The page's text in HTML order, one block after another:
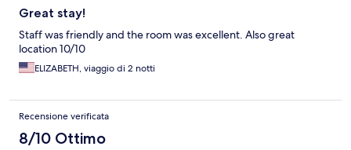
Great stay!
Staff was friendly and the room was excellent. Also great
location 10/10
ELIZABETH, viaggio di 2 notti
Recensione verificata
8/10 Ottimo